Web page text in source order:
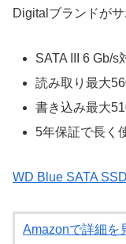
Digitalブランドが
SATA III 6 Gb/s
読み取り最大
書き込み最大
5年保証で長く
WD Blue SATA
Amazonで詳細を